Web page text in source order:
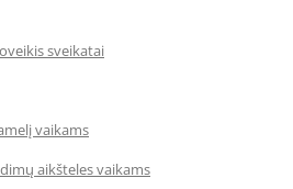
sveikatai
vaikams
aikšteles vaikams